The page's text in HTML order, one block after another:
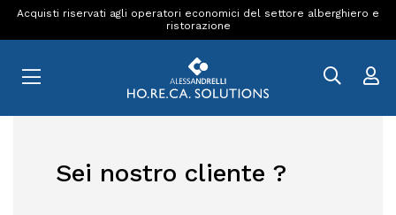
Acquisti riservati agli operatori economici del settore alberghiero e
ristorazione
Sei nostro cliente ?